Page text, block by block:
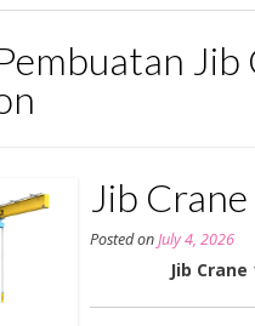
Jib
Jib
Posted onJuly 4, 2026
Jib Crane